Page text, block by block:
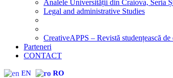
Analele Universității din Craiova, Seria
Legal and administrative Studies
CreativeAPPS – Revistă studențească
Parteneri
CONTACT
EN RO